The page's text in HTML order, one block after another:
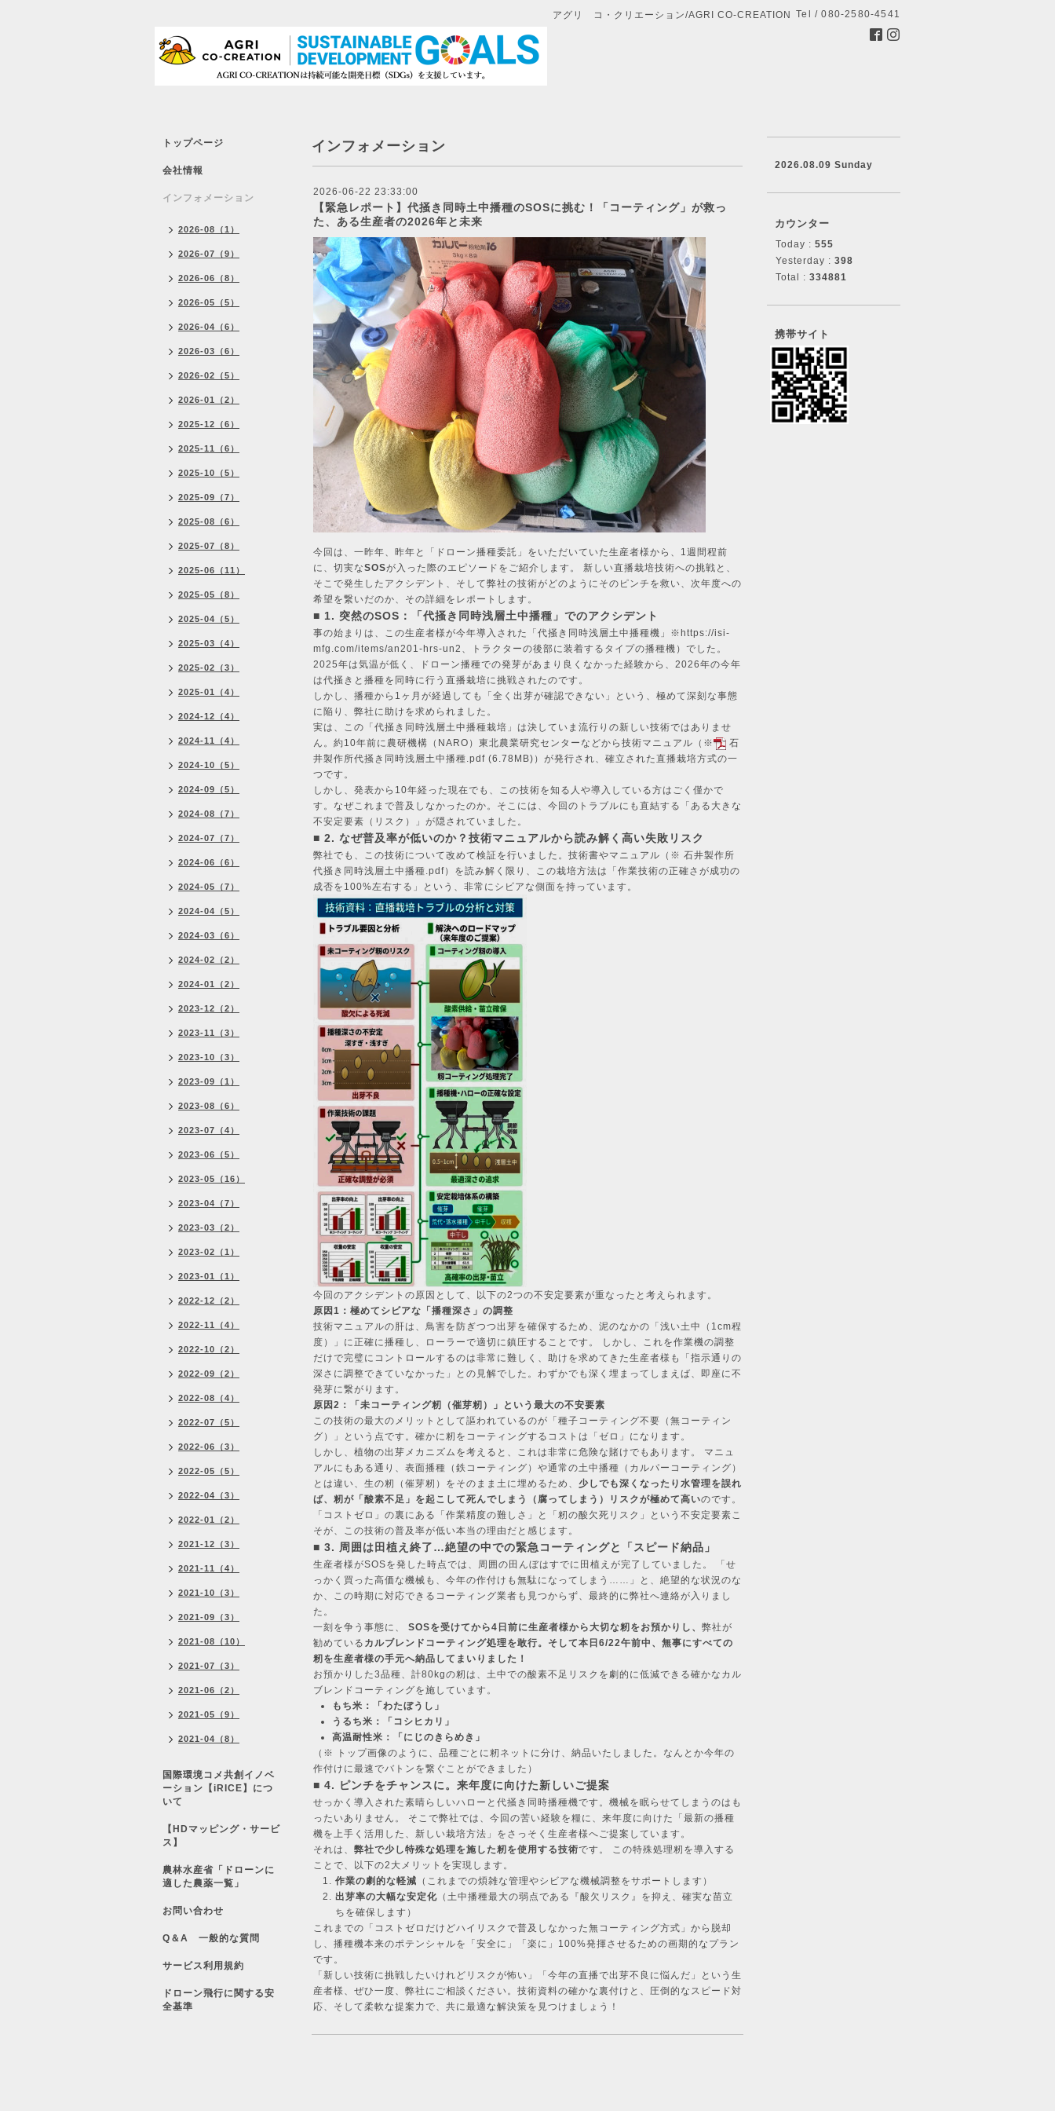
アグリ コ・クリエーション/AGRI CO-CREATION Tel / 080-2580-4541
インフォメーション
2026-06-22 23:33:00
【緊急レポート】代掻き同時土中播種のSOSに挑む！「コーティング」が救っ
た、ある生産者の2026年と未来
今回は、一昨年、昨年と「ドローン播種委託」をいただいていた生産者様から、1週間程前
に、切実なSOSが入った際のエピソードをご紹介します。 新しい直播栽培技術への挑戦と、
そこで発生したアクシデント、そして弊社の技術がどのようにそのピンチを救い、次年度への
希望を繋いだのか、その詳細をレポートします。
■ 1. 突然のSOS：「代掻き同時浅層土中播種」でのアクシデント
事の始まりは、この生産者様が今年導入された「代掻き同時浅層土中播種機」※ https://isi-
mfg.com/items/an201-hrs-un2 、トラクターの後部に装着するタイプの播種機）でした。
2025年は気温が低く、ドローン播種での発芽があまり良くなかった経験から、2026年の今年
は代掻きと播種を同時に行う直播栽培に挑戦されたのです。
しかし、播種から1ヶ月が経過しても「全く出芽が確認できない」という、極めて深刻な事態
に陥り、弊社に助けを求められました。
実は、この「代掻き同時浅層土中播種栽培」は決していま流行りの新しい技術ではありませ
ん。約10年前に農研機構（NARO）東北農業研究センターなどから技術マニュアル（※
石
井製作所代掻き同時浅層土中播種.pdf (6.78MB) ）が発行され、確立された直播栽培方式の一
つです。
しかし、発表から10年経った現在でも、この技術を知る人や導入している方はごく僅かで
す。なぜこれまで普及しなかったのか。そこには、今回のトラブルにも直結する「ある大きな
不安定要素（リスク）」が隠されていました。
■ 2. なぜ普及率が低いのか？技術マニュアルから読み解く高い失敗リスク
弊社でも、この技術について改めて検証を行いました。技術書やマニュアル（※ 石井製作所
代掻き同時浅層土中播種.pdf）を読み解く限り、この栽培方法は「作業技術の正確さが成功の
成否を100%左右する」という、非常にシビアな側面を持っています。
今回のアクシデントの原因として、以下の2つの不安定要素が重なったと考えられます。
原因1：極めてシビアな「播種深さ」の調整
技術マニュアルの肝は、鳥害を防ぎつつ出芽を確保するため、泥のなかの「浅い土中（1cm程
度）」に正確に播種し、ローラーで適切に鎮圧することです。 しかし、これを作業機の調整
だけで完璧にコントロールするのは非常に難しく、助けを求めてきた生産者様も「指示通りの
深さに調整できていなかった」との見解でした。わずかでも深く埋まってしまえば、即座に不
発芽に繋がります。
原因2：「未コーティング籾（催芽籾）」という最大の不安要素
この技術の最大のメリットとして謳われているのが「種子コーティング不要（無コーティン
グ）」という点です。確かに籾をコーティングするコストは「ゼロ」になります。
しかし、植物の出芽メカニズムを考えると、これは非常に危険な賭けでもあります。 マニュ
アルにもある通り、表面播種（鉄コーティング）や通常の土中播種（カルパーコーティング）
とは違い、生の籾（催芽籾）をそのまま土に埋めるため、 少しでも深くなったり水管理を誤れ
ば、籾が「酸素不足」を起こして死んでしまう（腐ってしまう）リスクが極めて高いのです。
「コストゼロ」の裏にある「作業精度の難しさ」と「籾の酸欠死リスク」という不安定要素こ
そが、この技術の普及率が低い本当の理由だと感じます。
■ 3. 周囲は田植え終了…絶望の中での緊急コーティングと「スピード納品」
生産者様がSOSを発した時点では、周囲の田んぼはすでに田植えが完了していました。 「せ
っかく買った高価な機械も、今年の作付けも無駄になってしまう……」と、絶望的な状況のな
か、この時期に対応できるコーティング業者も見つからず、最終的に弊社へ連絡が入りまし
た。
一刻を争う事態に、 SOSを受けてから4日前に生産者様から大切な籾をお預かりし、 弊社が
勧めている カルブレンド コーティング処理を敢行。そして本日6/22午前中、無事にすべての
籾を生産者様の手元へ納品してまいりました！
お預かりした3品種、計80kgの籾は、土中での酸素不足リスクを劇的に低減できる確かなカル
ブレンドコーティングを施しています。
もち米：「わたぼうし」
うるち米：「コシヒカリ」
高温耐性米：「にじのきらめき」
（※ トップ画像のように、品種ごとに籾ネットに分け、納品いたしました。なんとか今年の
作付けに最速でバトンを繋ぐことができました）
■ 4. ピンチをチャンスに。来年度に向けた新しいご提案
せっかく導入された素晴らしいハローと代掻き同時播種機です。機械を眠らせてしまうのはも
ったいありません。 そこで弊社では、今回の苦い経験を糧に、来年度に向けた「最新の播種
機を上手く活用した、新しい栽培方法」をさっそく生産者様へご提案しています。
それは、 弊社で少し特殊な処理を施した籾を使用する技術です。 この特殊処理籾を導入する
ことで、以下の2大メリットを実現します。
作業の劇的な軽減 （これまでの煩雑な管理やシビアな機械調整をサポートします）
出芽率の大幅な安定化（土中播種最大の弱点である『酸欠リスク』を抑え、確実な苗立
ちを確保します）
これまでの「コストゼロだけどハイリスクで普及しなかった無コーティング方式」から脱却
し、播種機本来のポテンシャルを「安全に」「楽に」100%発揮させるための画期的なプラン
です。
「新しい技術に挑戦したいけれどリスクが怖い」「今年の直播で出芽不良に悩んだ」という生
産者様、ぜひ一度、弊社にご相談ください。技術資料の確かな裏付けと、圧倒的なスピード対
応、そして柔軟な提案力で、共に最適な解決策を見つけましょう！
トップページ
会社情報
インフォメーション
2026-08（1）
2026-07（9）
2026-06（8）
2026-05（5）
2026-04（6）
2026-03（6）
2026-02（5）
2026-01（2）
2025-12（6）
2025-11（6）
2025-10（5）
2025-09（7）
2025-08（6）
2025-07（8）
2025-06（11）
2025-05（8）
2025-04（5）
2025-03（4）
2025-02（3）
2025-01（4）
2024-12（4）
2024-11（4）
2024-10（5）
2024-09（5）
2024-08（7）
2024-07（7）
2024-06（6）
2024-05（7）
2024-04（5）
2024-03（6）
2024-02（2）
2024-01（2）
2023-12（2）
2023-11（3）
2023-10（3）
2023-09（1）
2023-08（6）
2023-07（4）
2023-06（5）
2023-05（16）
2023-04（7）
2023-03（2）
2023-02（1）
2023-01（1）
2022-12（2）
2022-11（4）
2022-10（2）
2022-09（2）
2022-08（4）
2022-07（5）
2022-06（3）
2022-05（5）
2022-04（3）
2022-01（2）
2021-12（3）
2021-11（4）
2021-10（3）
2021-09（3）
2021-08（10）
2021-07（3）
2021-06（2）
2021-05（9）
2021-04（8）
国際環境コメ共創イノベ
ーション【iRICE】につ
いて
【HDマッピング・サービ
ス】
農林水産省「ドローンに
適した農薬一覧」
お問い合わせ
Q＆A 一般的な質問
サービス利用規約
ドローン飛行に関する安
全基準
2026.08.09 Sunday
カウンター
Today : 555
Yesterday : 398
Total : 334881
携帯サイト